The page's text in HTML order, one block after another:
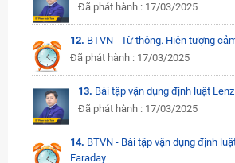
Đã phát hành : 17/03/2025
12. BTVN - Từ thông. Hiện tượng
Đã phát hành : 17/03/2025
13. Bài tập vận dụng định luật
Đã phát hành : 17/03/2025
14. BTVN - Bài tập vận dụng định
Faraday